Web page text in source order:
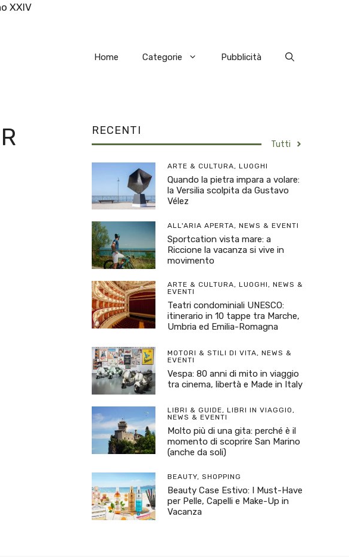
XXIV
Home Categorie Pubblicità
RECENTI
Tutti
ARTE & CULTURA, LUOGHI
Quando la pietra impara a volare:
la Versilia scolpita da Gustavo
Vélez
ALL'ARIA APERTA, NEWS & EVENTI
Sportcation vista mare: a
Riccione la vacanza si vive in
movimento
ARTE & CULTURA, LUOGHI, NEWS &
EVENTI
Teatri condominiali UNESCO:
itinerario in 10 tappe tra Marche,
Umbria ed Emilia-Romagna
MOTORI & STILI DI VITA, NEWS &
EVENTI
Vespa: 80 anni di mito in viaggio
tra cinema, libertà e Made in Italy
LIBRI & GUIDE, LIBRI IN VIAGGIO,
NEWS & EVENTI
Molto più di una gita: perché è il
momento di scoprire San Marino
(anche da soli)
BEAUTY, SHOPPING
Beauty Case Estivo: I Must-Have
per Pelle, Capelli e Make-Up in
Vacanza